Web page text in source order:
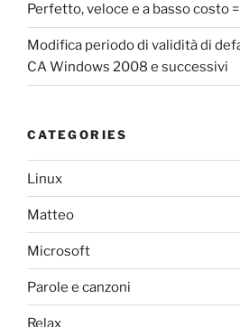
Perfetto, veloce e a basso costo
Modifica periodo di validità di
CA Windows 2008 e successivi
CATEGORIES
Linux
Matteo
Microsoft
Parole e canzoni
Relax